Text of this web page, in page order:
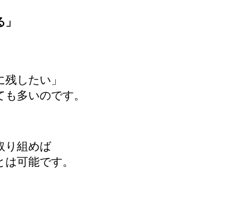
残したい」
多いのです。
り組めば
可能です。